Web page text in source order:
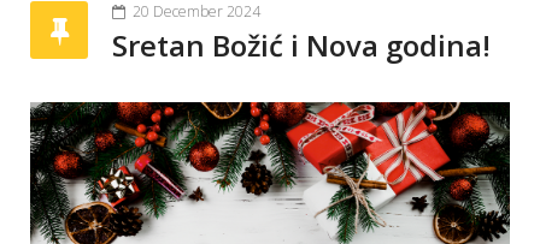
20 December 2024
Sretan Božić i Nova godina!